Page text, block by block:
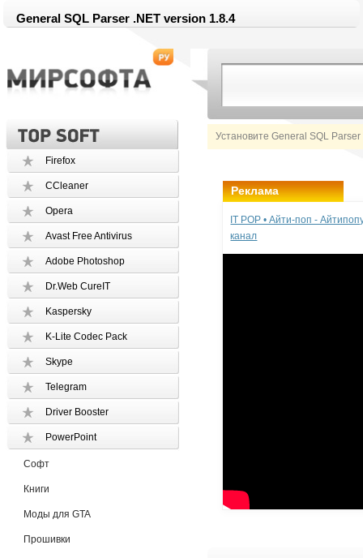
General SQL Parser .NET version 1.8.4
Установите General SQL
Firefox
CCleaner
Opera
Avast Free Antivirus
Adobe Photoshop
Dr.Web CureIT
Kaspersky
K-Lite Codec Pack
Skype
Telegram
Driver Booster
PowerPoint
Софт
Книги
Моды для GTA
Прошивки
Реклама
IT POP • Айти-поп -
канал